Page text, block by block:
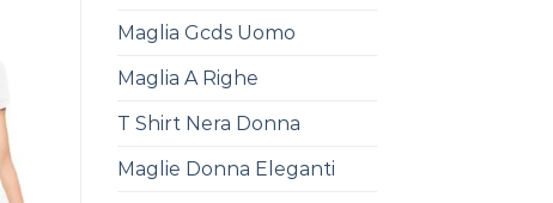
Maglia Gcds Uomo
Maglia A Righe
T Shirt Nera Donna
Maglie Donna Eleganti